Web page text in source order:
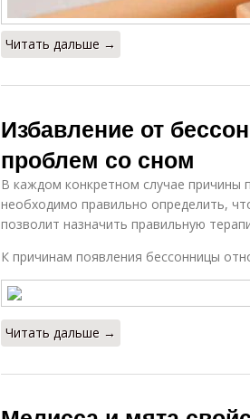
Читать дальше →
Избавление от
проблем со сном
В каждом конкретном случае причины
необходимо правильно определить,
позволит назначить правильную
К причинам появления бессонницы
Читать дальше →